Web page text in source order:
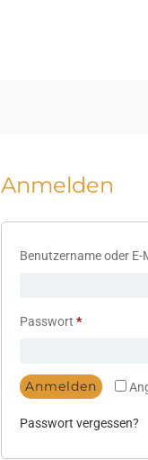
Anmelden
Benutzername oder E-
Passwort *
Anmelden
Passwort vergessen?